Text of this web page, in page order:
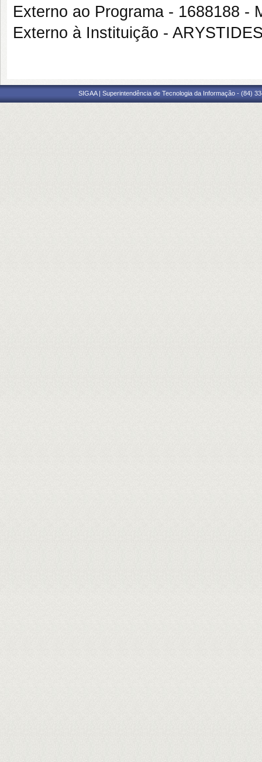
Externo ao Programa - 1688188 -
Externo à Instituição -
SIGAA | Superintendência de Tecnologia da Informação - (84)